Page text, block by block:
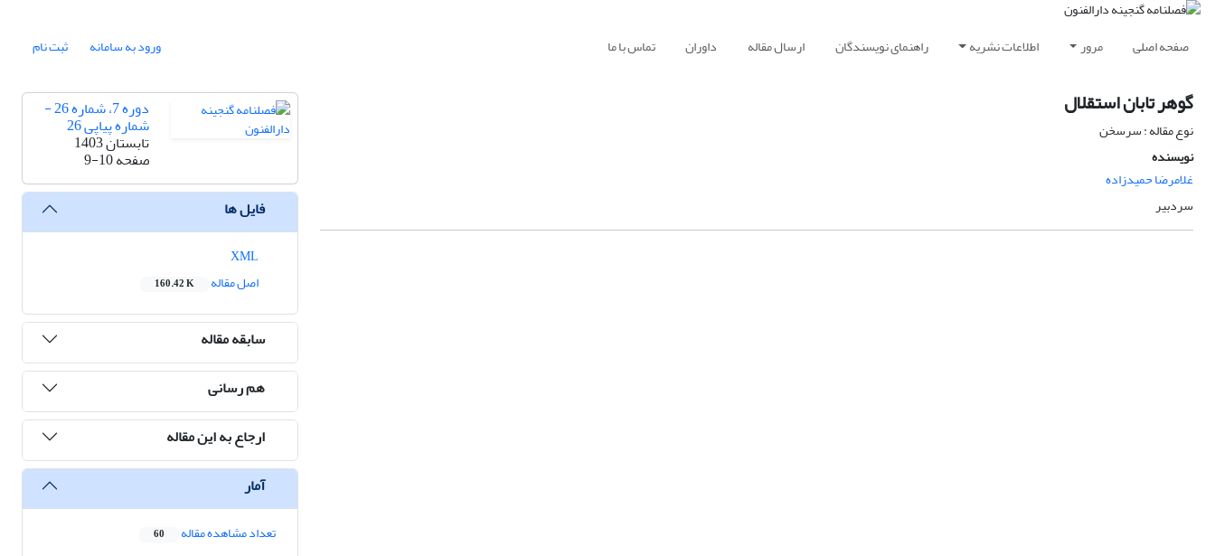
صفحه اصلی مرور اطلاعات نشریه راهنمای نویسندگان ارسال مقاله داوران تماس با ما ورود به سامانه ثبت نام
گوهر تابان استقلال
نوع مقاله : سرسخن
نویسنده
غلامرضا حمیدزاده
سردبیر
دوره 7، شماره 26 -
شماره پیاپی 26
تابستان 1403
صفحه9-10
فایل ها
اصل مقاله
160.42 K
سابقه مقاله
هم رسانی
ارجاع به این مقاله
آمار
تعداد مشاهده مقاله 60